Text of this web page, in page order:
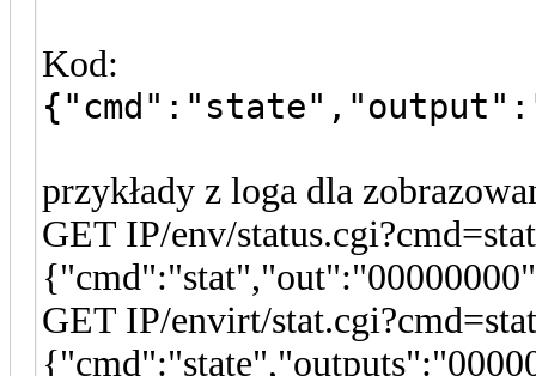
Kod:
przykłady z loga dla
GET IP/env/
GET IP/envirt/